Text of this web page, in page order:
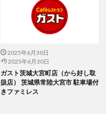
2025年6月30日
2025年6月30日
ガスト茨城大宮町店（から好し取
扱店） 茨城県常陸大宮市 駐車場付
きファミレス